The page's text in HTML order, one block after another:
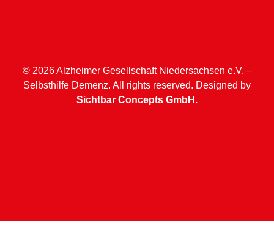
© 2026 Alzheimer Gesellschaft Niedersachsen e.V. –
Selbsthilfe Demenz. All rights reserved. Designed by
Sichtbar Concepts GmbH.